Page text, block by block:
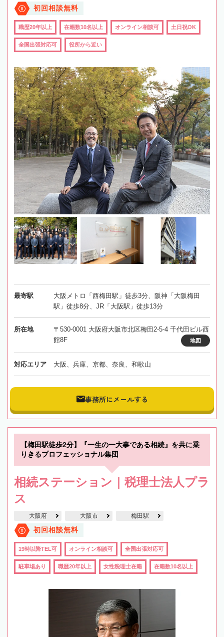
初回相談無料
職歴20年以上 在籍数10名以上 オンライン相談可 土日祝OK
全国出張対応可 役所から近い
最寄駅
大阪メトロ「西梅田駅」徒歩3分、阪神「大阪梅田
駅」徒歩8分、JR「大阪駅」徒歩13分
所在地
〒530-0001 大阪府大阪市北区梅田2-5-4 千代田ビル西
館8F
地図
対応エリア 大阪、兵庫、京都、奈良、和歌山
事務所にメールする
【梅田駅徒歩2分】『一生の一大事である相続』を共に乗
りきるプロフェッショナル集団
相続ステーション｜税理士法人プラ
ス
大阪府 大阪市 梅田駅
初回相談無料
19時以降TEL可 オンライン相談可 全国出張対応可
駐車場あり 職歴20年以上 女性税理士在籍 在籍数10名以上